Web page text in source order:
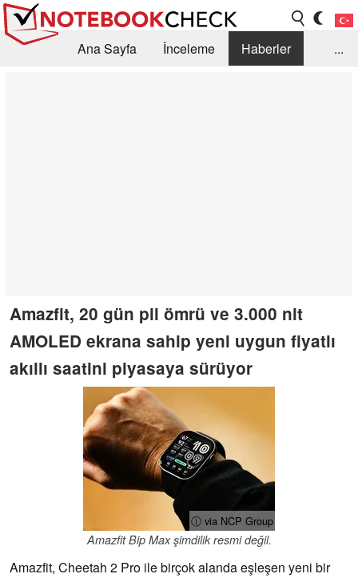
Ana Sayfa İnceleme
Haberler
...
Amazfit, 20 gün pil ömrü ve 3.000 nit
AMOLED ekrana sahip yeni uygun fiyatlı
akıllı saatini piyasaya sürüyor
ⓘ via NCP Group
Amazfit Bip Max şimdilik resmi değil.
Amazfit, Cheetah 2 Pro ile birçok alanda eşleşen yeni bir